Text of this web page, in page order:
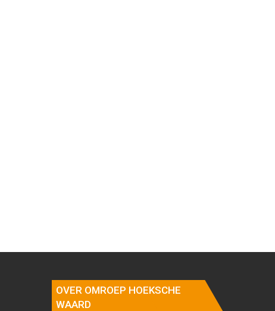
OVER OMROEP HOEKSCHE
WAARD